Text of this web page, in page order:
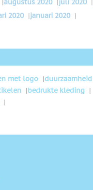
2020 |januari 2020 |
met logo
duurzaamheid
bedrukte kleding